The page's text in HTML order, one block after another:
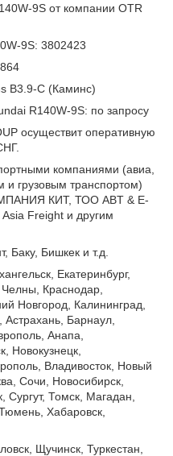
9S от компании OTR
9S: 3802423
B3.9-C (Каминс)
R140W-9S: по запросу
осуществит оперативную
компаниями (авиа,
грузовым транспортом)
КИТ, ТОО ABT & E-
Freight и другим
Баку, Бишкек и т.д.
Екатеринбург,
Краснодар,
Новгород, Калининград,
Барнаул,
Анапа,
Новокузнецк,
Владивосток, Новый
Сочи, Новосибирск,
Сургут, Томск, Магадан,
Хабаровск,
Щучинск, Туркестан,